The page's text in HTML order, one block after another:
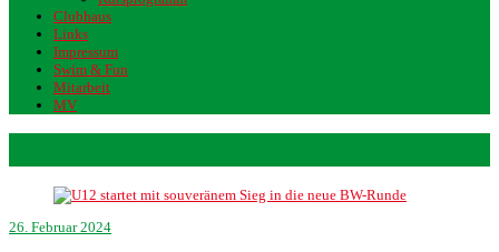
Clubhaus
Links
Impressum
Swim & Fun
Mitarbeit
MV
26. Februar 2024